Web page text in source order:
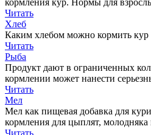
кормления кур. Нормы для
Читать
Хлеб
Каким хлебом можно кормить кур
Читать
Рыба
Продукт дают в ограниченных
кормлении может нанести
Читать
Мел
Мел как пищевая добавка для
кормления для цыплят,